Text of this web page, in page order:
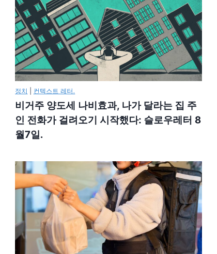
정치 컨텍스트 레터.
비거주 양도세 나비효과, 나가 달라는 집 주
인 전화가 걸려오기 시작했다: 슬로우레터 8
월7일.